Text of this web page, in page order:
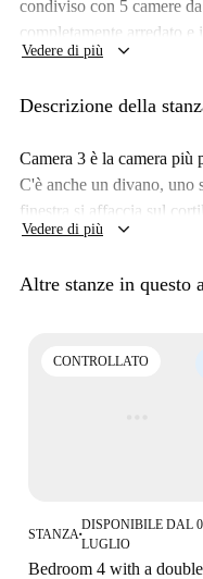
condiviso con 5 camere
completamente arredato
privata. Il riscaldamento
per la tua tranquillità.
Russafa è un vivace
troverai le attrazioni
e luoghi come il Barrio de
nelle immediate vicinanze
Vedere di più keyboard_arrow_down
Descrizione della
Camera 3 è la camera più
C'è anche un divano, uno
finestra si affaccia sul
Vedere di più keyboard_arrow_down
Altre stanze in questo
CONTROLLATO
STANZA ■
DISPONIBILE DAL
LUGLIO
Bedroom 4 with a